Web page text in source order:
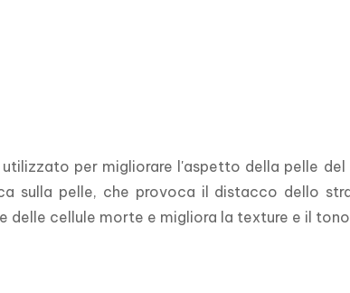
per migliorare l'aspetto della pelle del
sulla pelle, che provoca il distacco dello
delle cellule morte e migliora la texture e il